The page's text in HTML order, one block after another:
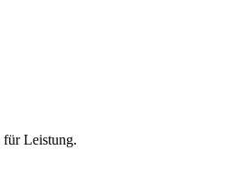
Leistung.